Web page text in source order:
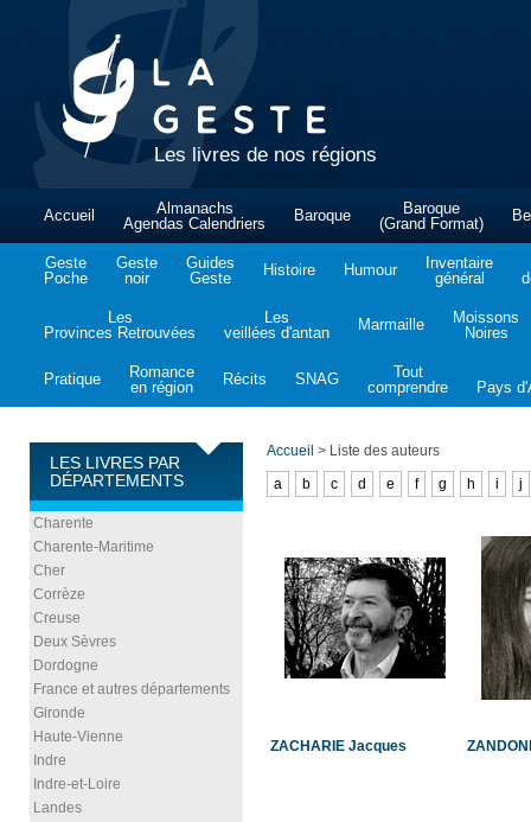
Les livres de nos régions
Accueil
Almanachs
Agendas Calendriers
Baroque
Baroque
(Grand Format)
Geste
Poche
Geste
noir
Guides
Geste
Histoire Humour
Inventaire
général
Les
Provinces Retrouvées
Les
veillées d'antan
Marmaille
Moissons
Noires
Pratique
Romance
en région
Récits SNAG
Tout
comprendre
Pays
LES LIVRES PAR
DÉPARTEMENTS
Charente
Charente-Maritime
Cher
Corrèze
Creuse
Deux Sèvres
Dordogne
France et autres départements
Gironde
Haute-Vienne
Indre
Indre-et-Loire
Landes
Accueil > Liste des auteurs
a
b c d e f g h i j
ZACHARIE Jacques